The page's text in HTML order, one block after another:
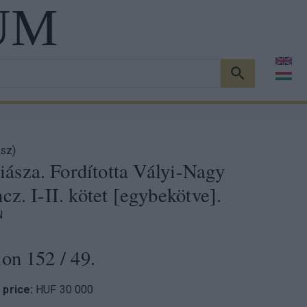
KERESÉS
Fordította Vályi-Nagy
I-II. kötet [egybekötve].
152 / 49.
price: HUF 30 000